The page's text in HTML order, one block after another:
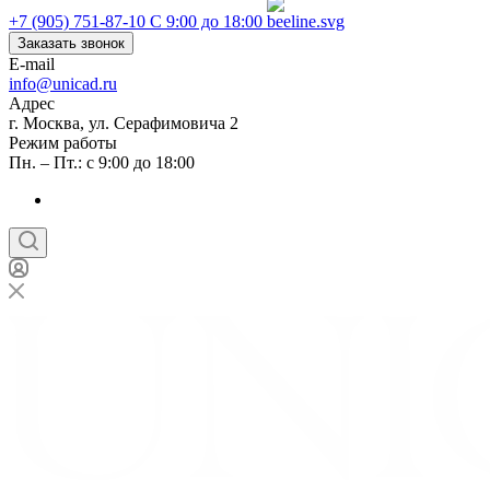
+7 (905) 751-87-10 С 9:00 до 18:00
Заказать звонок
E-mail
info@unicad.ru
Адрес
г. Москва, ул. Серафимовича 2
Режим работы
Пн. – Пт.: с 9:00 до 18:00